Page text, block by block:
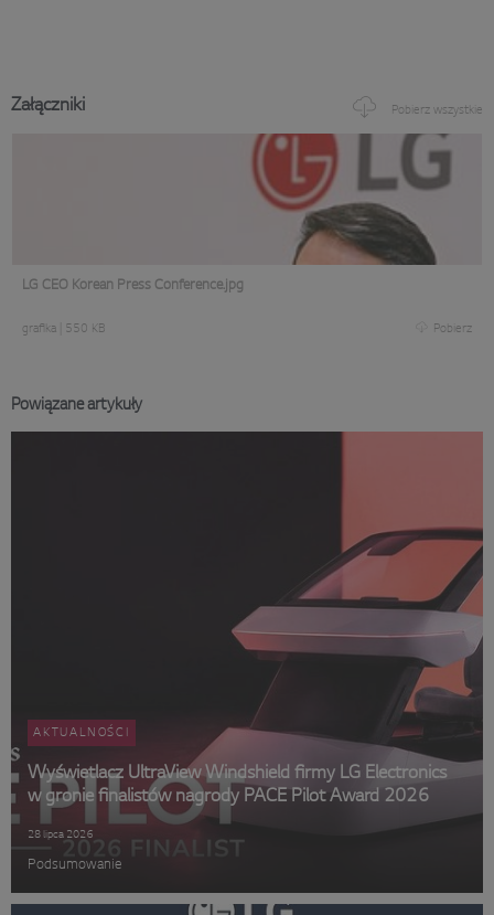
Załączniki Pobierz wszystkie
LG CEO Korean Press Conference.jpg
grafika 550 KB Pobierz
Powiązane artykuły
AKTUALNOŚCI
Wyświetlacz UltraView Windshield firmy LG Electronics
w gronie finalistów nagrody PACE Pilot Award 2026
28 lipca 2026
Podsumowanie